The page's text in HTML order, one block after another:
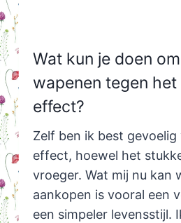
Wat kun je doen
wapenen tegen
effect?
Zelf ben ik best
effect, hoewel het
vroeger. Wat mij nu kan
aankopen is vooral een
een simpeler levensstijl.